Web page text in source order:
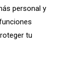
personal y
tu